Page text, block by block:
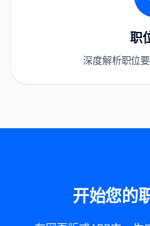
职
深度解析职位
开始您的